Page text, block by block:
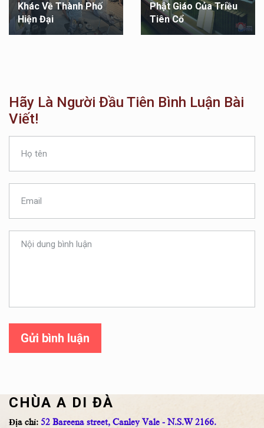
Phật Giáo Của Triều
Tiên Cổ
10 TƯỢNG PHẬT CAO
NHẤT THỂ GIỚI
Hãy Là Người Đầu Tiên Bình Luận Bài
Viết!
Gửi bình luận
CHÙA A DI ĐÀ
Địa chỉ: 52 Bareena street, Canley Vale - N.S.W 2166.